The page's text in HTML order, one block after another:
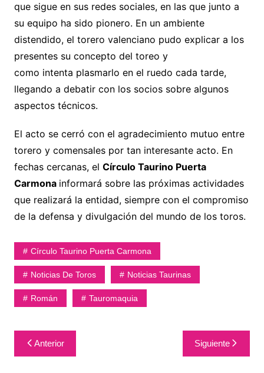
que sigue en sus redes sociales, en las que junto a
su equipo ha sido pionero. En un ambiente
distendido, el torero valenciano pudo explicar a los
presentes su concepto del toreo y
como intenta plasmarlo en el ruedo cada tarde,
llegando a debatir con los socios sobre algunos
aspectos técnicos.
El acto se cerró con el agradecimiento mutuo entre
torero y comensales por tan interesante acto. En
fechas cercanas, el Círculo Taurino Puerta
Carmona informará sobre las próximas actividades
que realizará la entidad, siempre con el compromiso
de la defensa y divulgación del mundo de los toros.
Círculo Taurino Puerta Carmona
Noticias De Toros Noticias Taurinas
Román Tauromaquia
Navegación
de
Anterior Siguiente